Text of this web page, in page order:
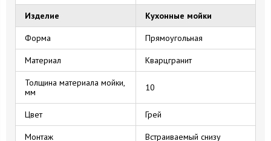
Изделие Кухонные мойки
Форма Прямоугольная
Материал Кварцгранит
Толщина материала мойки,
мм
10
Цвет Грей
Монтаж Встраиваемый снизу